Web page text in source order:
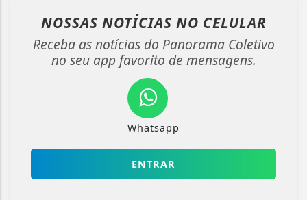
NOSSAS NOTÍCIAS NO CELULAR
Receba as notícias do Panorama Coletivo
no seu app favorito de mensagens.
Whatsapp
ENTRAR